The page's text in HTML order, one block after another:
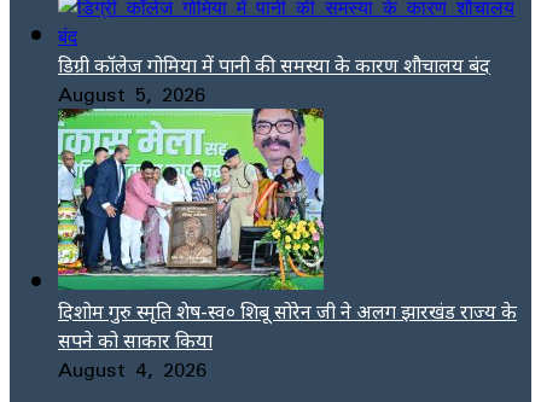
डिग्री कॉलेज गोमिया में पानी की समस्या के कारण शौचालय बंद
August 5, 2026
दिशोम गुरु स्मृति शेष-स्व० शिबू सोरेन जी ने अलग झारखंड राज्य के
सपने को साकार किया
August 4, 2026